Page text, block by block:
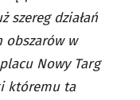
szereg działań
obszarów w
Nowy Targ
któremu ta